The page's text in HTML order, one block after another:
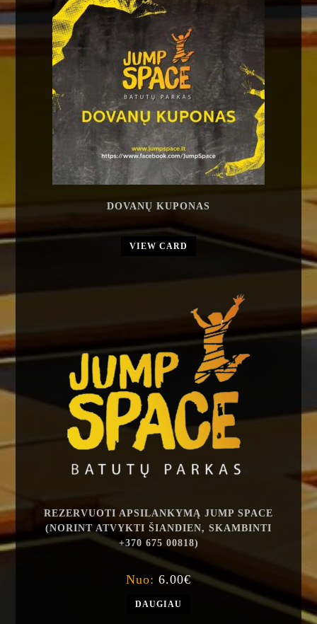
DOVANŲ KUPONAS
VIEW CARD
REZERVUOTI APSILANKYMĄ JUMP SPACE
(NORINT ATVYKTI ŠIANDIEN, SKAMBINTI
+370 675 00818)
Nuo: 6.00€
DAUGIAU